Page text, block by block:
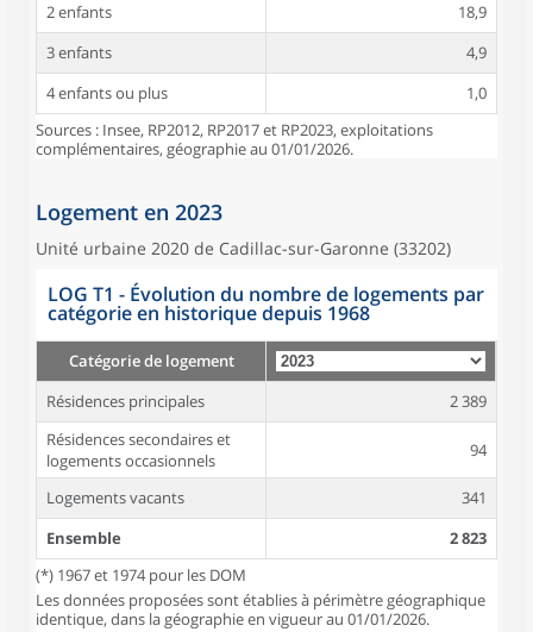
2 enfants
18,9
3 enfants
4,9
4 enfants ou plus
1,0
Sources : Insee, RP2012, RP2017 et RP2023, exploitations
complémentaires, géographie au 01/01/2026.
Logement en 2023
Unité urbaine 2020 de Cadillac-sur-Garonne (33202)
LOG T1 - Évolution du nombre de logements par
catégorie en historique depuis 1968
Catégorie de logement
Résidences principales
2 389
Résidences secondaires et
logements occasionnels
94
Logements vacants
341
Ensemble
2 823
(*) 1967 et 1974 pour les DOM
Les données proposées sont établies à périmètre géographique
identique, dans la géographie en vigueur au 01/01/2026.